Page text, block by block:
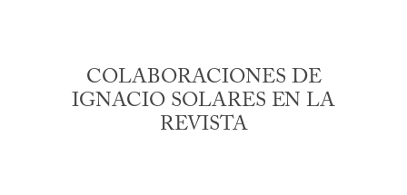
COLABORACIONES DE
IGNACIO SOLARES EN LA
REVISTA